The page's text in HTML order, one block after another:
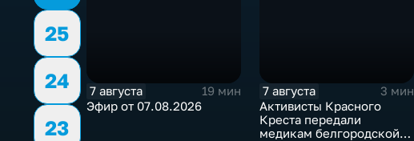
25
24
23
7 августа
19 мин
Эфир от 07.08.2026
7 августа
3 мин
Активисты Красного
Креста передали
медикам белгородской